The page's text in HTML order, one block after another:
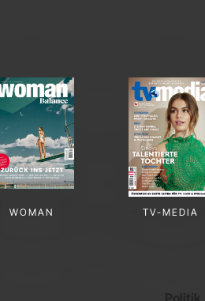
WOMAN TV-MEDIA